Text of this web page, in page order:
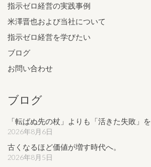
指示ゼロ経営の実践事例
米澤晋也および当社について
指示ゼロ経営を学びたい
ブログ
お問い合わせ
ブログ
「転ばぬ先の杖」よりも「活きた失敗」を
2026年8月6日
古くなるほど価値が増す時代へ。
2026年8月5日